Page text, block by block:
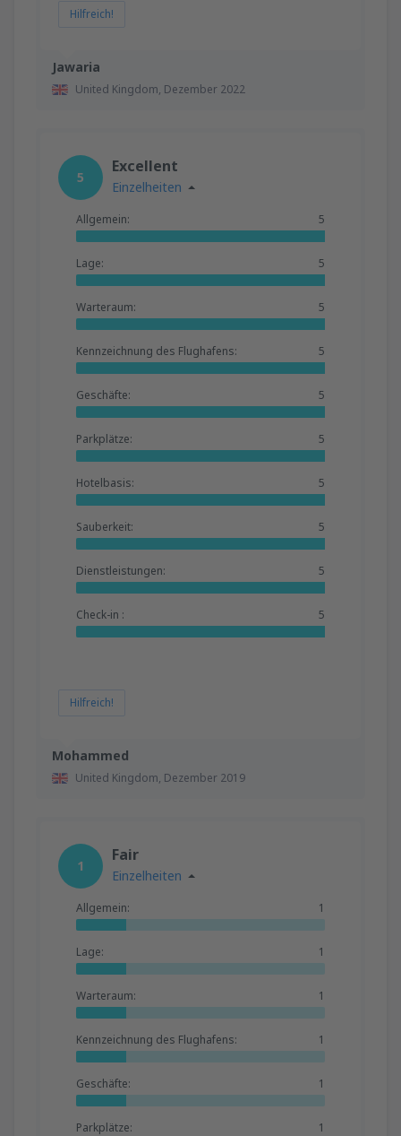
Jawaria
United Kingdom, Dezember 2022
Hilfreich!
Mohammed
United Kingdom, Dezember 2019
5
Excellent
Einzelheiten
Allgemein: 5
Lage: 5
Warteraum: 5
Kennzeichnung des Flughafens: 5
Geschäfte: 5
Parkplätze: 5
Hotelbasis: 5
Sauberkeit: 5
Dienstleistungen: 5
Check-in : 5
Hilfreich!
1
Fair
Einzelheiten
Allgemein: 1
Lage: 1
Warteraum: 1
Kennzeichnung des Flughafens: 1
Geschäfte: 1
Parkplätze: 1